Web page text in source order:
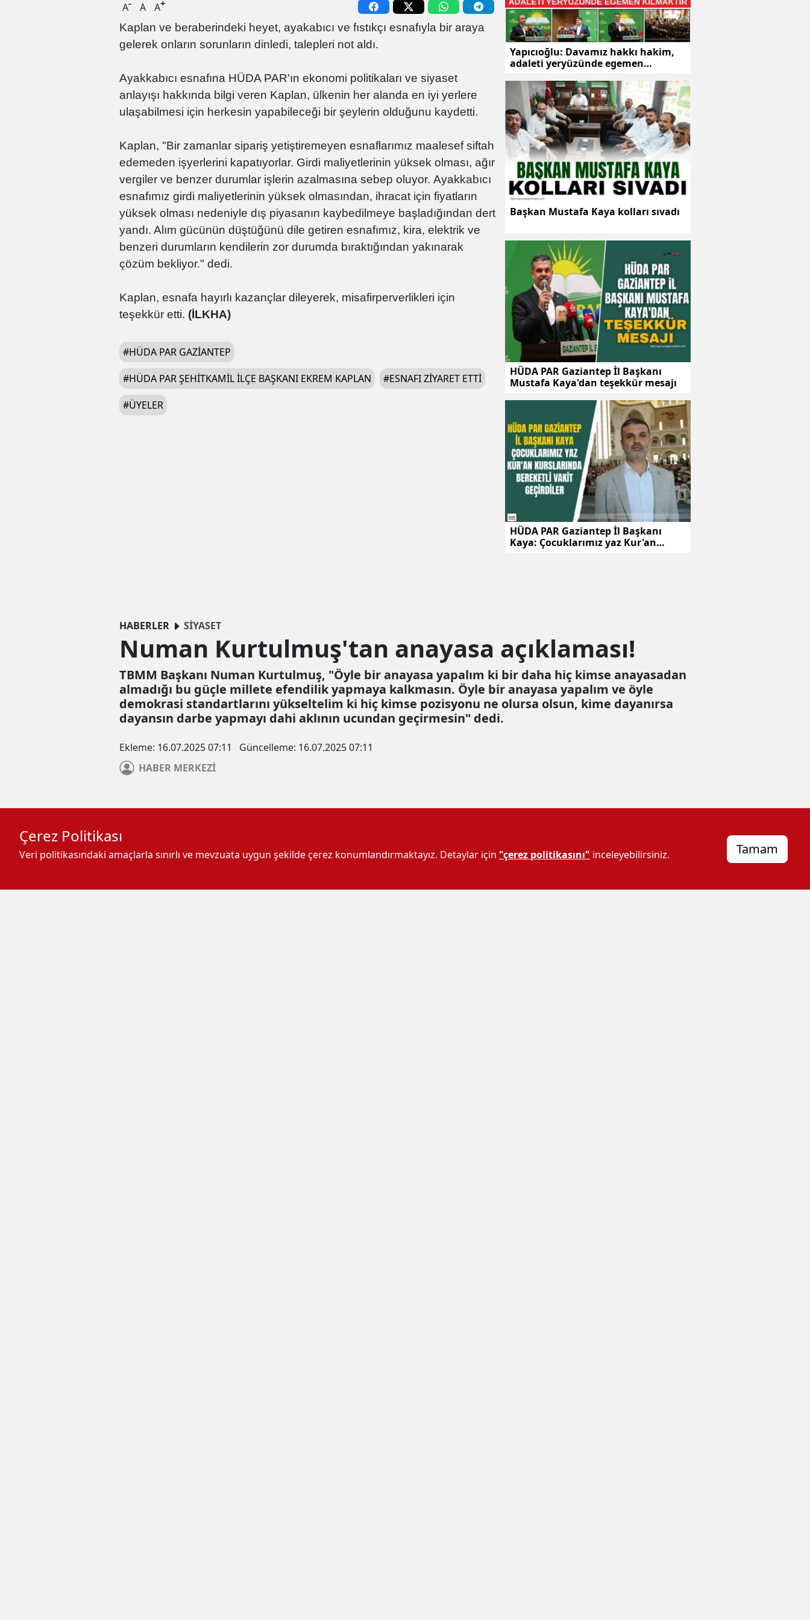
A- A A+
Kaplan ve beraberindeki heyet, ayakabıcı ve fıstıkçı esnafıyla bir araya
gelerek onların sorunların dinledi, talepleri not aldı.
Ayakkabıcı esnafına HÜDA PAR'ın ekonomi politikaları ve siyaset
anlayışı hakkında bilgi veren Kaplan, ülkenin her alanda en iyi yerlere
ulaşabilmesi için herkesin yapabileceği bir şeylerin olduğunu kaydetti.
Kaplan, "Bir zamanlar sipariş yetiştiremeyen esnaflarımız maalesef siftah
edemeden işyerlerini kapatıyorlar. Girdi maliyetlerinin yüksek olması, ağır
vergiler ve benzer durumlar işlerin azalmasına sebep oluyor. Ayakkabıcı
esnafımız girdi maliyetlerinin yüksek olmasından, ihracat için fiyatların
yüksek olması nedeniyle dış piyasanın kaybedilmeye başladığından dert
yandı. Alım gücünün düştüğünü dile getiren esnafımız, kira, elektrik ve
benzeri durumların kendilerin zor durumda bıraktığından yakınarak
çözüm bekliyor." dedi.
Kaplan, esnafa hayırlı kazançlar dileyerek, misafirperverlikleri için
teşekkür etti. (İLKHA)
#HÜDA PAR GAZIANTEP
#HÜDA PAR ŞEHITKAMIL ILÇE BAŞKANI EKREM KAPLAN #ESNAFI ZIYARET ETTI
#ÜYELER
Yapıcıoğlu: Davamız hakkı hakim,
adaleti yeryüzünde egemen
Başkan Mustafa Kaya kolları sıvadı
HÜDA PAR Gaziantep İl Başkanı
Mustafa Kaya'dan teşekkür mesajı
HÜDA PAR Gaziantep İl Başkanı
Kaya: Çocuklarımız yaz Kur'an
HABERLER SİYASET
Numan Kurtulmuş'tan anayasa açıklaması!
TBMM Başkanı Numan Kurtulmuş, "Öyle bir anayasa yapalım ki bir daha hiç kimse anayasadan
almadığı bu güçle millete efendilik yapmaya kalkmasın. Öyle bir anayasa yapalım ve öyle
demokrasi standartlarını yükseltelim ki hiç kimse pozisyonu ne olursa olsun, kime dayanırsa
dayansın darbe yapmayı dahi aklının ucundan geçirmesin" dedi.
Ekleme: 16.07.2025 07:11 Güncelleme: 16.07.2025 07:11
HABER MERKEZİ
Çerez Politikası
Veri politikasındaki amaçlarla sınırlı ve mevzuata uygun şekilde çerez konumlandırmaktayız. Detaylar için "çerez politikasını" inceleyebilirsiniz. Tamam